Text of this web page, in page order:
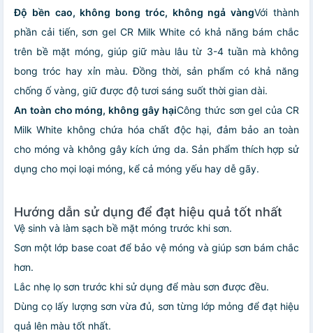
Độ bền cao, không bong tróc, không ngả vàngVới thành
phần cải tiến, sơn gel CR Milk White có khả năng bám chắc
trên bề mặt móng, giúp giữ màu lâu từ 3-4 tuần mà không
bong tróc hay xỉn màu. Đồng thời, sản phẩm có khả năng
chống ố vàng, giữ được độ tươi sáng suốt thời gian dài.
An toàn cho móng, không gây hạiCông thức sơn gel của CR
Milk White không chứa hóa chất độc hại, đảm bảo an toàn
cho móng và không gây kích ứng da. Sản phẩm thích hợp sử
dụng cho mọi loại móng, kể cả móng yếu hay dễ gãy.
Hướng dẫn sử dụng để đạt hiệu quả tốt nhất
Vệ sinh và làm sạch bề mặt móng trước khi sơn.
Sơn một lớp base coat để bảo vệ móng và giúp sơn bám chắc
hơn.
Lắc nhẹ lọ sơn trước khi sử dụng để màu sơn được đều.
Dùng cọ lấy lượng sơn vừa đủ, sơn từng lớp mỏng để đạt hiệu
quả lên màu tốt nhất.